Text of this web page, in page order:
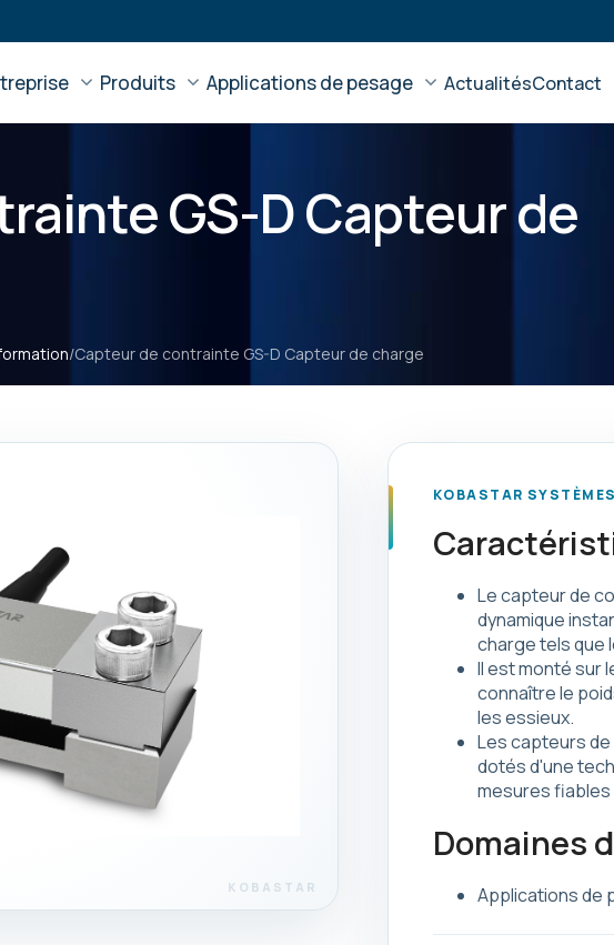
Produits Applications de pesage ActualitésContact
GS-D Capteur de
/Capteur de contrainte GS-D Capteur de charge
KOBASTAR
Le capteur de
dynamique
charge tels que
Il est monté sur
connaître le
les essieux.
Les capteurs
dotés d'une
mesures fiables
Domaines
Applications de